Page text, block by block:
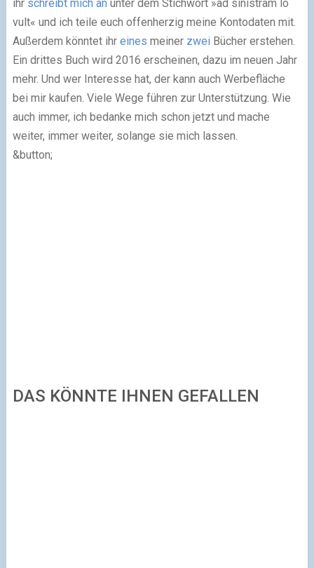
ihr schreibt mich an unter dem Stichwort »ad sinistram lo
vult« und ich teile euch offenherzig meine Kontodaten mit.
Außerdem könntet ihr eines meiner zweiBücher erstehen.
Ein drittes Buch wird 2016 erscheinen, dazu im neuen Jahr
mehr. Und wer Interesse hat, der kann auch Werbefläche
bei mir kaufen. Viele Wege führen zur Unterstützung. Wie
auch immer, ich bedanke mich schon jetzt und mache
weiter, immer weiter, solange sie mich lassen.
&button;
DAS KÖNNTE IHNEN GEFALLEN